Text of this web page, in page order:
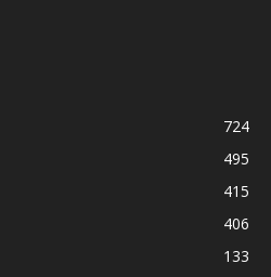
724
495
415
406
133